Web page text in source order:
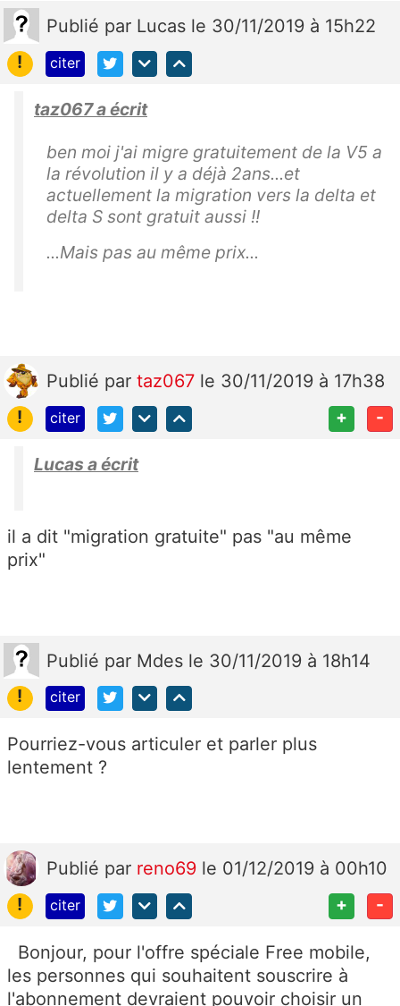
Publié par Lucas le 30/11/2019 à 15h22
!
citer
taz067 a écrit
ben moi j'ai migre gratuitement de la V5 a
la révolution il y a déjà 2ans...et
actuellement la migration vers la delta et
delta S sont gratuit aussi !!
...Mais pas au même prix...
Publié par taz067 le 30/11/2019 à 17h38
!
citer + -
Lucas a écrit
il a dit "migration gratuite" pas "au même
prix"
Publié par Mdes le 30/11/2019 à 18h14
!
citer
Pourriez-vous articuler et parler plus
lentement ?
Publié par reno69 le 01/12/2019 à 00h10
!
citer + -
Bonjour, pour l'offre spéciale Free mobile,
les personnes qui souhaitent souscrire à
l'abonnement devraient pouvoir choisir un